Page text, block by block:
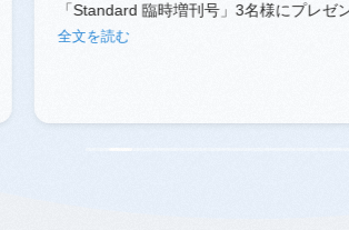
「Standard 臨時増刊号」3名様にプレゼ
こちらの画像をクリック！
全文を読む